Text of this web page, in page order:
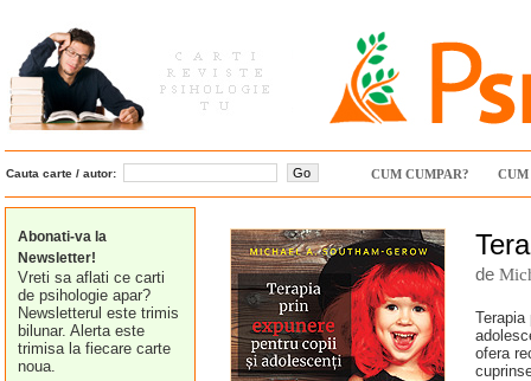
Cauta carte / autor: CUM CUMPAR? CUM
Abonati-va la
Newsletter!
Vreti sa aflati ce carti
de psihologie apar?
Newsletterul este trimis
bilunar. Alerta este
trimisa la fiecare carte
noua.
de
ofera